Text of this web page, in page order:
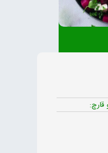
قارچ: